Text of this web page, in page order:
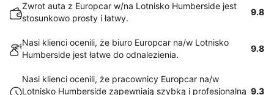
Zwrot auta z Europcar w/na Lotnisko Humberside jest
stosunkowo prosty i łatwy.
9.8
Nasi klienci ocenili, że biuro Europcar na/w Lotnisko
Humberside jest łatwe do odnalezienia.
9.8
Nasi klienci ocenili, że pracownicy Europcar na/w
Lotnisko Humberside zapewniają szybką i profesjonalną 9.3